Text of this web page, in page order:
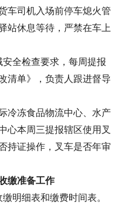
车司机入场前停车熄火管
站休息等待，严禁在车上
全检查要求，每周提报
清单》，负责人跟进督导
冷冻食品物流中心、水产
心本周三提报辖区使用叉
持证操作，叉车是否年审
缴准备工作
明细表和缴费时间表。